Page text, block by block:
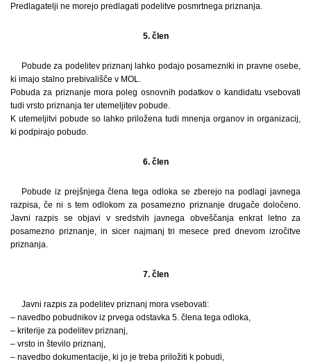
Predlagatelji ne morejo predlagati podelitve posmrtnega priznanja.
5. člen
Pobude za podelitev priznanj lahko podajo posamezniki in pravne osebe,
ki imajo stalno prebivališče v MOL.
Pobuda za priznanje mora poleg osnovnih podatkov o kandidatu vsebovati
tudi vrsto priznanja ter utemeljitev pobude.
K utemeljitvi pobude so lahko priložena tudi mnenja organov in organizacij,
ki podpirajo pobudo.
6. člen
Pobude iz prejšnjega člena tega odloka se zberejo na podlagi javnega
razpisa, če ni s tem odlokom za posamezno priznanje drugače določeno.
Javni razpis se objavi v sredstvih javnega obveščanja enkrat letno za
posamezno priznanje, in sicer najmanj tri mesece pred dnevom izročitve
priznanja.
7. člen
Javni razpis za podelitev priznanj mora vsebovati:
– navedbo pobudnikov iz prvega odstavka 5. člena tega odloka,
– kriterije za podelitev priznanj,
– vrsto in število priznanj,
– navedbo dokumentacije, ki jo je treba priložiti k pobudi,